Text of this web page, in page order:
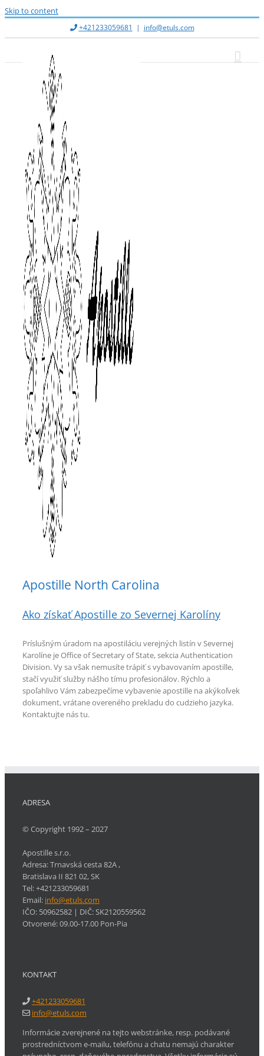
Skip to content
+421233059681 | info@etuls.com
Apostille North Carolina
Ako získať Apostille zo Severnej Karolíny
Príslušným úradom na apostiláciu verejných listín v Severnej
Karolíne je Office of Secretary of State, sekcia Authentication
Division. Vy sa však nemusíte trápiť s vybavovaním apostille,
stačí využiť služby nášho tímu profesionálov. Rýchlo a
spoľahlivo Vám zabezpečíme vybavenie apostille na akýkoľvek
dokument, vrátane overeného prekladu do cudzieho jazyka.
Kontaktujte nás tu.
ADRESA
© Copyright 1992 – 2027
Apostille s.r.o.
Adresa:Trnavská cesta 82A ,
Bratislava II 821 02,SK
Tel:+421233059681
Email: info@etuls.com
IČO: 50962582 | DIČ:SK2120559562
Otvorené:09.00-17.00 Pon-Pia
KONTAKT
+421233059681
info@etuls.com
Informácie zverejnené na tejto webstránke, resp. podávané
prostredníctvom e-mailu, telefónu a chatu nemajú charakter